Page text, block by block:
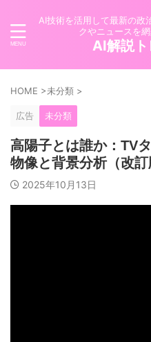
AI技術を活用して最新の政
クやニュースを
AI解説
HOME >未分類 >
広告 未分類
高陽子とは誰か：TV
物像と背景分析（改訂
2025年10月13日